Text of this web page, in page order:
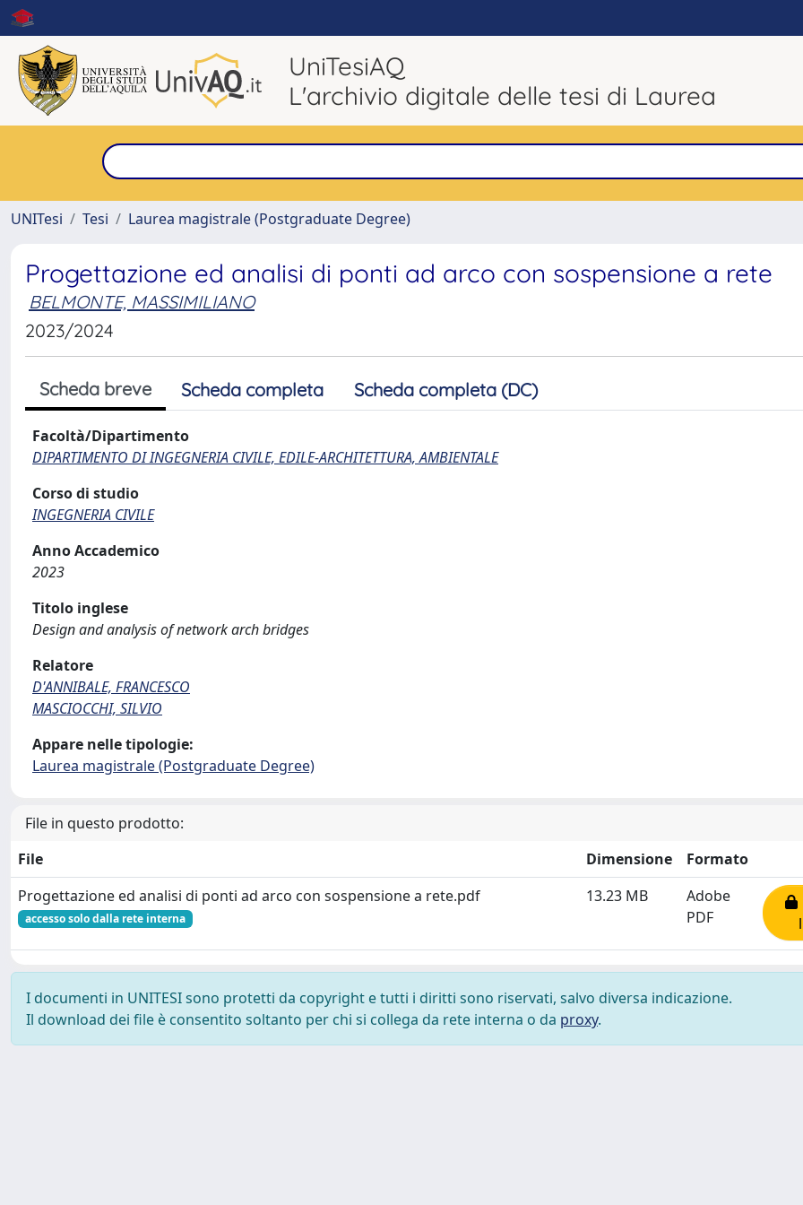
UniTesiAQ
L'archivio digitale delle tesi di Laurea
UNITesi
Tesi Laurea magistrale (Postgraduate Degree)
Progettazione ed analisi di ponti ad arco con sospensione a rete
BELMONTE, MASSIMILIANO
2023/2024
Scheda breve Scheda completa Scheda completa (DC)
Facoltà/Dipartimento
DIPARTIMENTO DI INGEGNERIA CIVILE, EDILE-ARCHITETTURA, AMBIENTALE
Corso di studio
INGEGNERIA CIVILE
Anno Accademico
2023
Titolo inglese
Design and analysis of network arch bridges
Relatore
D'ANNIBALE, FRANCESCO
MASCIOCCHI, SILVIO
Appare nelle tipologie:
Laurea magistrale (Postgraduate Degree)
File in questo prodotto:
File
Dimensione
Formato
Progettazione ed analisi di ponti ad arco con sospensione a rete.pdf
accesso solo dalla rete interna
13.23 MB
Adobe
PDF
I documenti in UNITESI sono protetti da copyright e tutti i diritti sono riservati, salvo diversa indicazione.
Il download dei file è consentito soltanto per chi si collega da rete interna o da proxy.